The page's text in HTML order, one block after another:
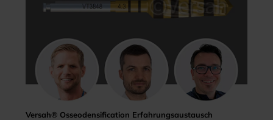
Versah® Osseodensification Erfahrungsaustausch